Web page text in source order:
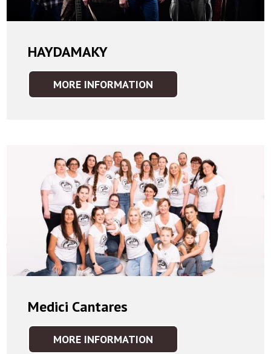
HAYDAMAKY
MORE INFORMATION
HAYDAMAKY
Medici Cantares
MORE INFORMATION
MEDICI